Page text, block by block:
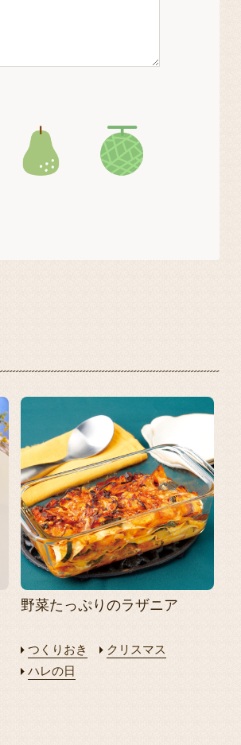
アイコン6 アイコン7
野菜たっぷりのラザニア
つくりおき
クリスマス
ハレの日